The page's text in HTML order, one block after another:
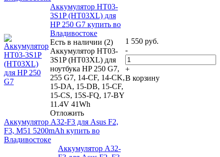
Аккумулятор HT03-
3S1P (HT03XL) для
HP 250 G7 купить во
Владивостоке
Есть в наличии (2)
Аккумулятор HT03-
3S1P (HT03XL) для
ноутбука HP 250 G7,
255 G7, 14-CF, 14-CK,
15-DA, 15-DB, 15-CF,
15-CS, 15S-FQ, 17-BY
11.4V 41Wh
Отложить
1 550 руб.
-
+
В корзину
Аккумулятор A32-F3 для Asus F2,
F3, M51 5200mAh купить во
Владивостоке
Аккумулятор A32-